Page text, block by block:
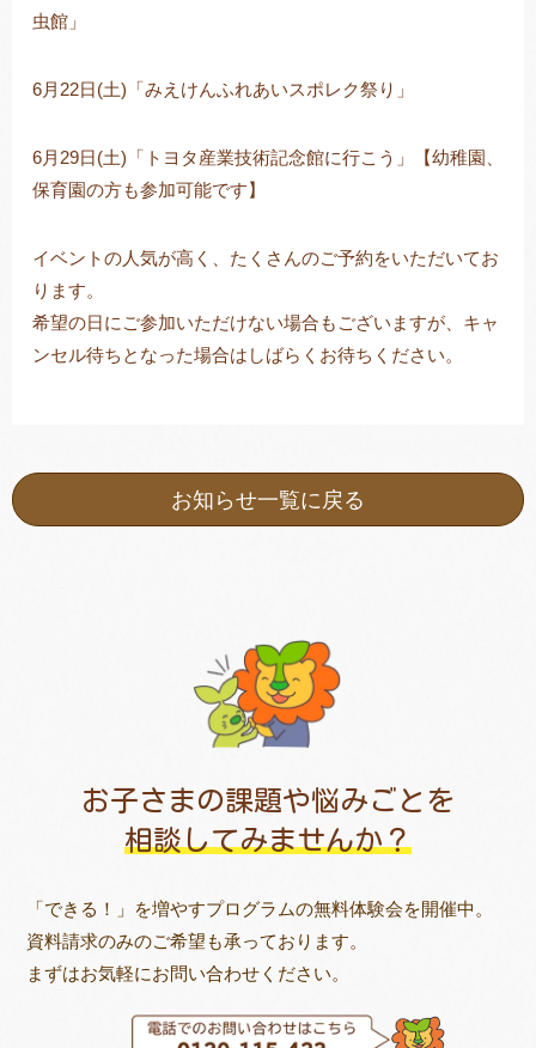
虫館」
6月22日(土)「みえけんふれあいスポレク祭り」
6月29日(土)「トヨタ産業技術記念館に行こう」【幼稚園、
保育園の方も参加可能です】
イベントの人気が高く、たくさんのご予約をいただいてお
ります。
希望の日にご参加いただけない場合もございますが、キャ
ンセル待ちとなった場合はしばらくお待ちください。
お知らせ一覧に戻る
お子さまの課題や悩みごとを
相談してみませんか？
「できる！」を増やすプログラムの無料体験会を開催中。
資料請求のみのご希望も承っております。
まずはお気軽にお問い合わせください。